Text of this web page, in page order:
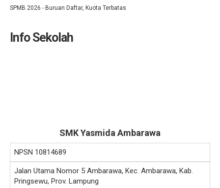
SPMB 2026 - Buruan Daftar, Kuota Terbatas
Info Sekolah
SMK Yasmida Ambarawa
NPSN 10814689
Jalan Utama Nomor 5 Ambarawa, Kec. Ambarawa, Kab.
Pringsewu, Prov. Lampung